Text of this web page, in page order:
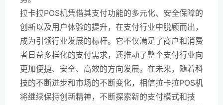
拉卡拉POS机凭借其支付功能的多元化、安全保障的
创新以及用户体验的提升，在支付行业中脱颖而出，
成为引领行业发展的标杆。它不仅满足了商户和消费
者日益多样化的支付需求，还推动了整个支付行业向
更加便捷、安全、高效的方向发展。在未来，随着科
技的不断进步和市场的不断变化，相信拉卡拉POS机
将继续保持创新精神，不断探索新的支付模式和技